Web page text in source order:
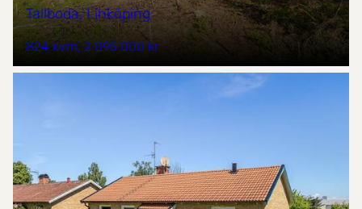
Tallboda, Linköping
824 kvm 2 095 000 kr